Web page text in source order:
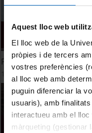
Aquest lloc web
El lloc web de la
pròpies i de tercers
vostres preferències
al lloc web amb
puguin diferenciar la
usuaris), amb
interactueu amb el
màrqueting (gestionar
Presentació dels
17 Julio, 2023